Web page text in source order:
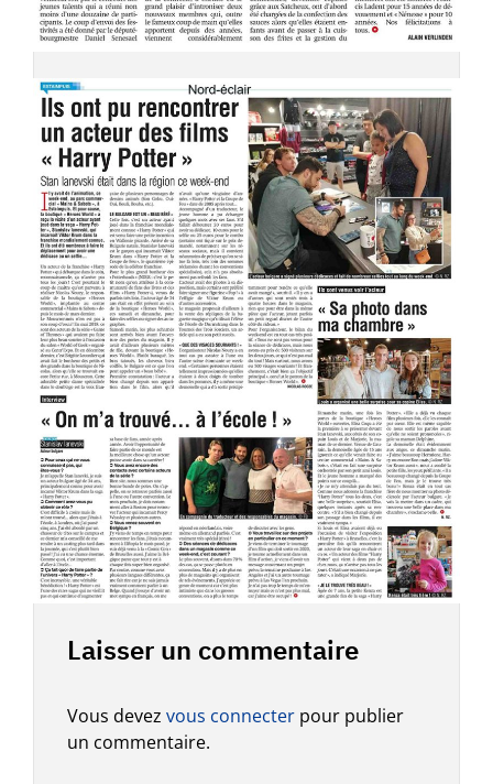
Laisser un commentaire
Vous devez vous connecter pour publier
un commentaire.